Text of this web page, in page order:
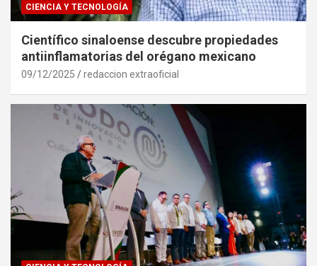
CIENCIA Y TECNOLOGÍA
Científico sinaloense descubre propiedades
antiinflamatorias del orégano mexicano
09/12/2025 redaccion extraoficial